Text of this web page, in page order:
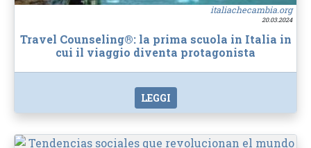
italiachecambia.org
20.03.2024
Travel Counseling®: la prima scuola in Italia in
cui il viaggio diventa protagonista
LEGGI